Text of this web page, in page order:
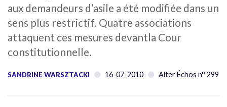
aux demandeurs d’asile a été modifiée dans un
sens plus restrictif. Quatre associations
attaquent ces mesures devantla Cour
constitutionnelle.
SANDRINE WARSZTACKI 16-07-2010 Alter Échos n° 299